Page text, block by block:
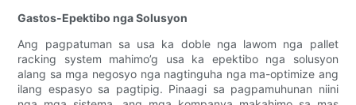
Gastos-Epektibo nga Solusyon
Ang pagpatuman sa usa ka doble nga lawom nga pallet
racking system mahimo’g usa ka epektibo nga solusyon
alang sa mga negosyo nga nagtinguha nga ma-optimize ang
ilang espasyo sa pagtipig. Pinaagi sa pagpamuhunan niini